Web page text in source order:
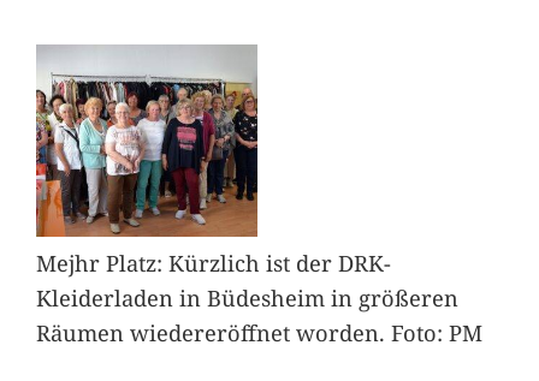
Mejhr Platz: Kürzlich ist der DRK-
Kleiderladen in Büdesheim in größeren
Räumen wiedereröffnet worden. Foto: PM